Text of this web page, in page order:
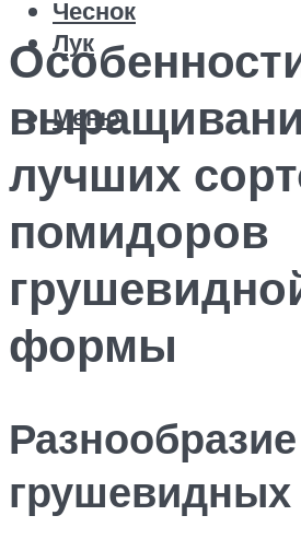
Чеснок
Лук
Меню
лучших
помидоров
формы
грушевидных